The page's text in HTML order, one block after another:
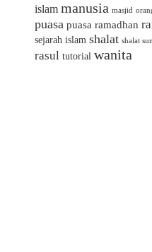
islam manusia masjid
puasa puasa ramadhan
sejarah islam shalat shalat
rasul tutorial wanita